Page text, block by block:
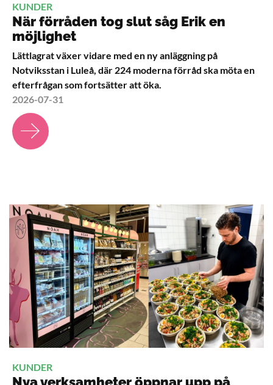
KUNDER
När förråden tog slut såg Erik en
möjlighet
Lättlagrat växer vidare med en ny anläggning på
Notviksstan i Luleå, där 224 moderna förråd ska möta en
efterfrågan som fortsätter att öka.
2026-07-31
KUNDER